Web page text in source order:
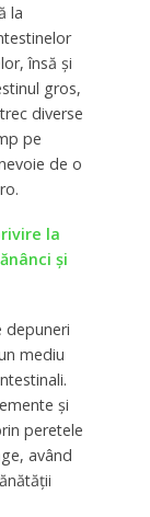
la
însă şi
gros,
diverse
pe
de o
la
şi
depuneri
mediu
şi
peretele
având